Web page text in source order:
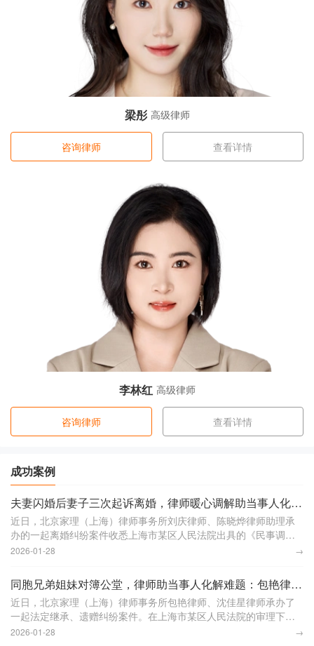
梁彤 高级律师
咨询律师 查看详情
李林红 高级律师
咨询律师 查看详情
成功案例
夫妻闪婚后妻子三次起诉离婚，律师暖心调解助当事人化心结：刘庆律师、陈晓烨律师助理获赠锦旗
近日，北京家理（上海）律师事务所刘庆律师、陈晓烨律师助理承
办的一起离婚纠纷案件收悉上海市某区人民法院出具的《民事调解
书》，家理律师帮助当事人张先生成功解决了婚姻难题。李女士与
2026-01-28 →
同胞兄弟姐妹对簿公堂，律师助当事人化解难题：包艳律师、沈佳星律师助理获赠锦旗
近日，北京家理（上海）律师事务所包艳律师、沈佳星律师承办了
一起法定继承、遗赠纠纷案件。在上海市某区人民法院的审理下，
案件得到妥善解决，让陷入遗产纷争的一家人化解矛盾，回归理性
2026-01-28 →